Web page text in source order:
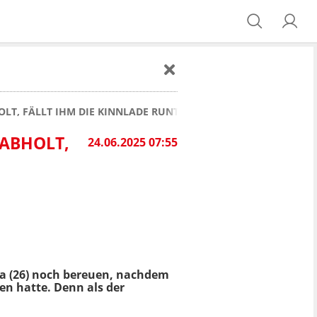
FÄLLT IHM DIE KINNLADE RUNTER
24.06.2025 07:55
noch bereuen, nachdem
hatte. Denn als der